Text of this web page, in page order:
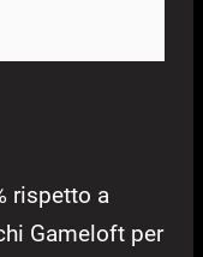
rispetto a
Gameloft per